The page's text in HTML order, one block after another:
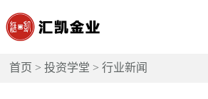
首页 >投资学堂 >行业新闻